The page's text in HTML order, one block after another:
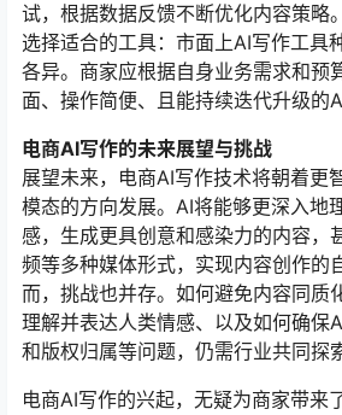
试，根据数据反馈不断优化内容策略。
选择适合的工具：市面上AI写作工具
各异。商家应根据自身业务需求和预
面、操作简便、且能持续迭代升级的
电商AI写作的未来展望与挑战
展望未来，电商AI写作技术将朝着更
模态的方向发展。AI将能够更深入地
感，生成更具创意和感染力的内容，
频等多种媒体形式，实现内容创作的
而，挑战也并存。如何避免内容同质
理解并表达人类情感、以及如何确保
和版权归属等问题，仍需行业共同探
电商AI写作的兴起，无疑为商家带来